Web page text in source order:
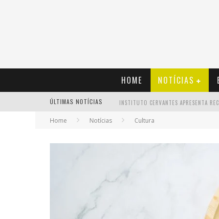
HOME NOTÍCIAS
ÚLTIMAS NOTÍCIAS
Home Notícias Cultura